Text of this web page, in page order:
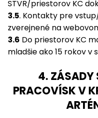
STVR/priestorov KC
3.5. Kontakty pre
zverejnené na
3.6 Do priestorov KC
mladšie ako 15 rokov v
4. ZÁSADY
PRACOVÍSK V